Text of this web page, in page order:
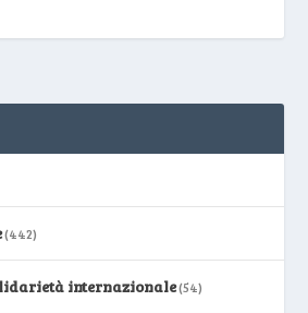
(442)
internazionale(54)